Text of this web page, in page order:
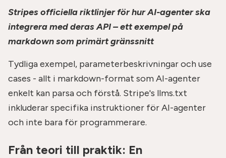
Stripes officiella riktlinjer för hur AI-agenter ska
integrera med deras API – ett exempel på
markdown som primärt gränssnitt
Tydliga exempel, parameterbeskrivningar och use
cases - allt i markdown-format som AI-agenter
enkelt kan parsa och förstå. Stripe's llms.txt
inkluderar specifika instruktioner för AI-agenter
och inte bara för programmerare.
Från teori till praktik: En